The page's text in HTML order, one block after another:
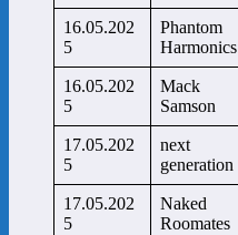
16.05.202
5
Phantom
Harmonics
16.05.202
5
Mack
Samson
17.05.202
5
next
generation
17.05.202
5
Naked
Roomates